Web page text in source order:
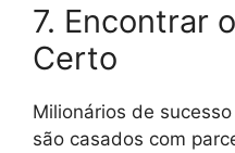
7. Encontrar
Certo
Milionários de
são casados com